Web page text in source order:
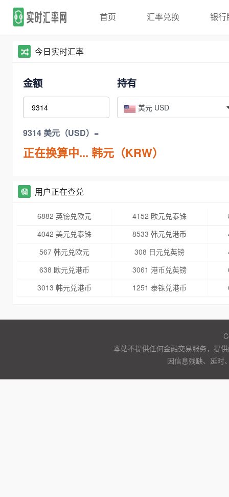
首页 汇率兑换 银行
今日实时汇率
金额 持有
美元 USD
9314 美元（USD）=
正在换算中... 韩元（KRW）
用户正在查兑
6882 英镑兑欧元 4152 欧元兑泰铢
4042 美元兑泰铢
8533 韩元兑港币
567 韩元兑欧元
308 日元兑英镑
638 欧元兑港币
3061 港币兑英镑
3013 韩元兑港币
1251 泰铢兑港币
本站不提供任何金融交易服务，提
因信息残缺、延时